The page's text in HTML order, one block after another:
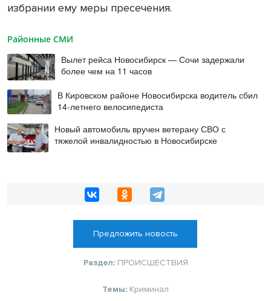
избрании ему меры пресечения.
Районные СМИ
Вылет рейса Новосибирск — Сочи задержали
более чем на 11 часов
В Кировском районе Новосибирска водитель сбил
14-летнего велосипедиста
Новый автомобиль вручен ветерану СВО с
тяжелой инвалидностью в Новосибирске
Предложить новость
Раздел: ПРОИСШЕСТВИЯ
Темы: Криминал